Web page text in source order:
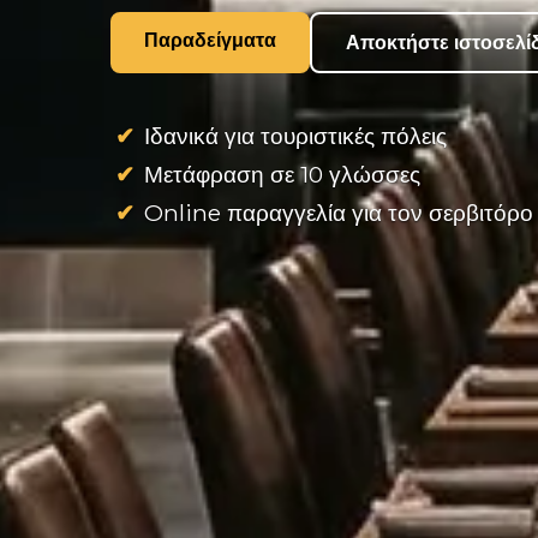
Παραδείγματα Αποκτήστε
Ιδανικά για τουριστικές πόλεις
Μετάφραση σε 10 γλώσσες
Online παραγγελία για τον σερβιτόρο